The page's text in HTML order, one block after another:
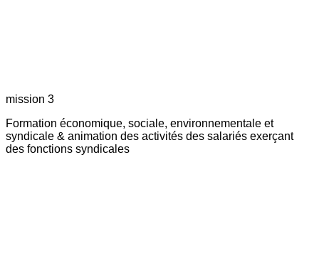
mission 3
Formation économique, sociale, environnementale et
syndicale & animation des activités des salariés exerçant
des fonctions syndicales